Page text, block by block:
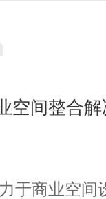
空间整合
于商业空间